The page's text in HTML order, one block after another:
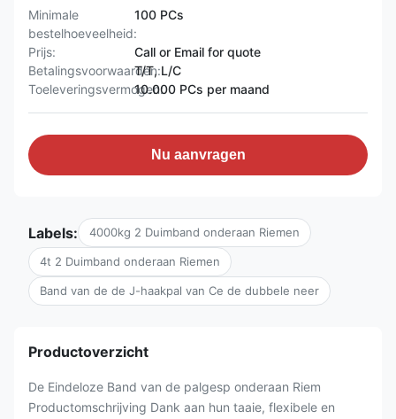
Minimale
bestelhoeveelheid:
100 PCs
Prijs:
Call or Email for quote
Betalingsvoorwaarden:
T/T, L/C
Toeleveringsvermogen:10.000 PCs per maand
Nu aanvragen
Labels: 4000kg 2 Duimband onderaan Riemen
4t 2 Duimband onderaan Riemen
Band van de de J-haakpal van Ce de dubbele neer
Productoverzicht
De Eindeloze Band van de palgesp onderaan Riem
Productomschrijving Dank aan hun taaie, flexibele en